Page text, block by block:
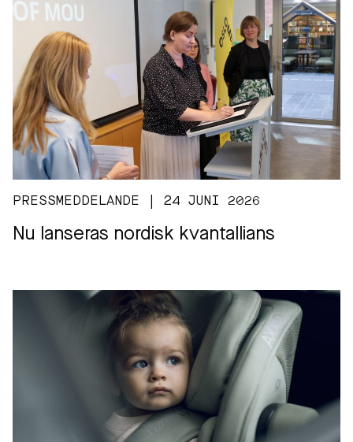
PRESSMEDDELANDE | 24 JUNI 2026
Nu lanseras nordisk kvantallians